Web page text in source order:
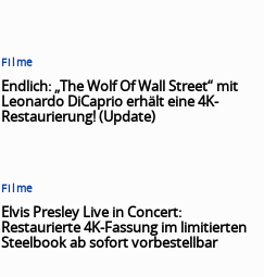
Filme
Endlich: „The Wolf Of Wall Street“ mit
Leonardo DiCaprio erhält eine 4K-
Restaurierung! (Update)
Filme
Elvis Presley Live in Concert:
Restaurierte 4K-Fassung im limitierten
Steelbook ab sofort vorbestellbar